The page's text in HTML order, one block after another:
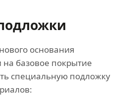
основания
на базовое покрытие
специальную подложку